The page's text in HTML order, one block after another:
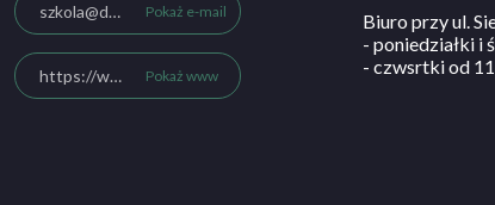
szkola@drift.net.pl Pokaż e-mail
https://www.drift.net.pl Pokaż www
Biuro przy ul.
- poniedziałki i
- czwsrtki od